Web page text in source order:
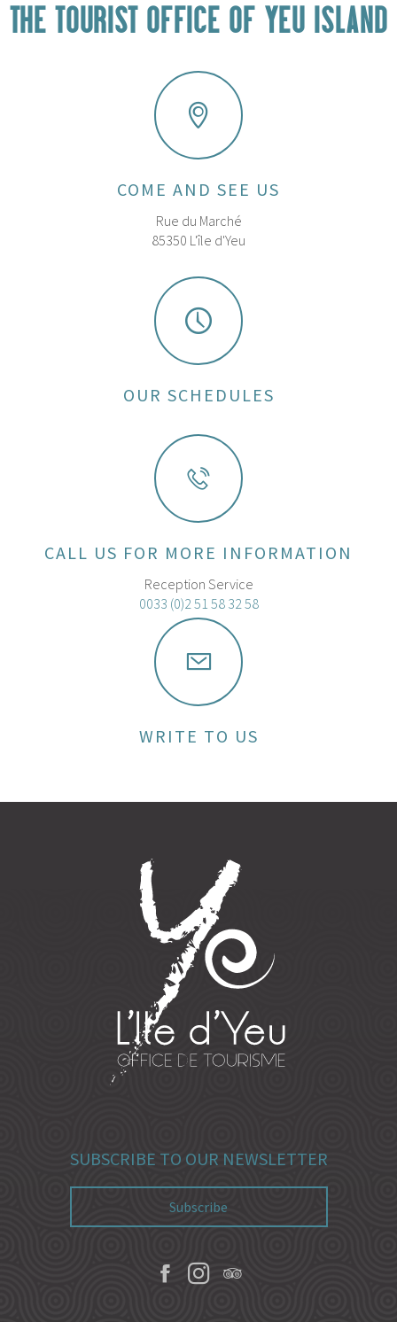
THE TOURIST OFFICE OF YEU ISLAND
COME AND SEE US
Rue du Marché
85350 L'île d'Yeu
OUR SCHEDULES
CALL US FOR MORE INFORMATION
Reception Service
0033 (0)2 51 58 32 58
WRITE TO US
SUBSCRIBE TO OUR NEWSLETTER
Subscribe